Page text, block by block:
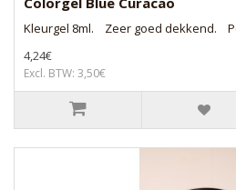
Kleurgel 8ml. Zeer goed dekkend.
4,24€
Excl. BTW: 3,50€